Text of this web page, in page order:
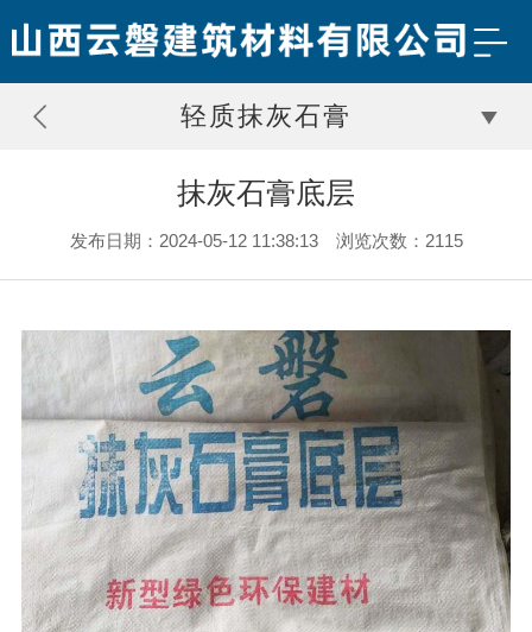
轻质抹灰石膏
抹灰石膏底层
发布日期：2024-05-12 11:38:13 浏览次数：2115